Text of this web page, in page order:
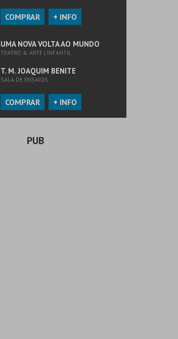
COMPRAR + INFO
UMA NOVA VOLTA AO MUNDO
TEATRO & ARTE | INFANTIL
T. M. JOAQUIM BENITE
SALA DE ENSAIOS
COMPRAR + INFO
PUB